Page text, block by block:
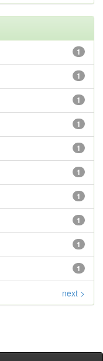
1
1
1
1
1
1
1
1
1
1
next >